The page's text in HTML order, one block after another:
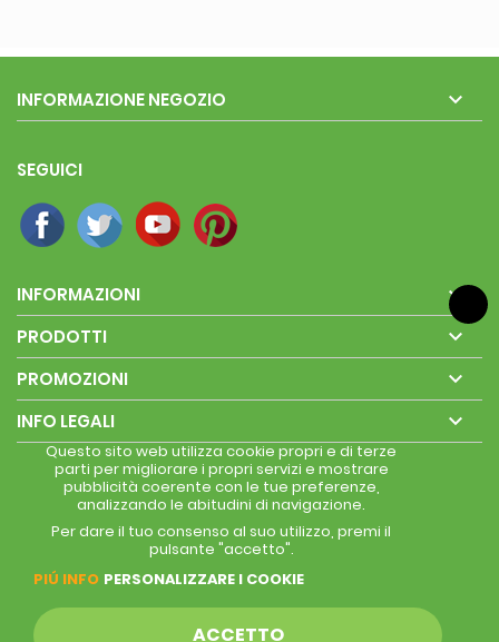
INFORMAZIONE NEGOZIO 
SEGUICI
INFORMAZIONI 
PRODOTTI 
PROMOZIONI 
INFO LEGALI 
Questo sito web utilizza cookie propri e di terze
parti per migliorare i propri servizi e mostrare
pubblicità coerente con le tue preferenze,
analizzando le abitudini di navigazione.
Per dare il tuo consenso al suo utilizzo, premi il
pulsante "accetto".
PIÚ INFO PERSONALIZZARE I COOKIE
ACCETTO